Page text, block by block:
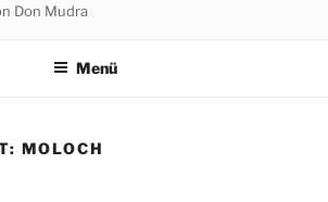
Don Mudra
Menü
MOLOCH